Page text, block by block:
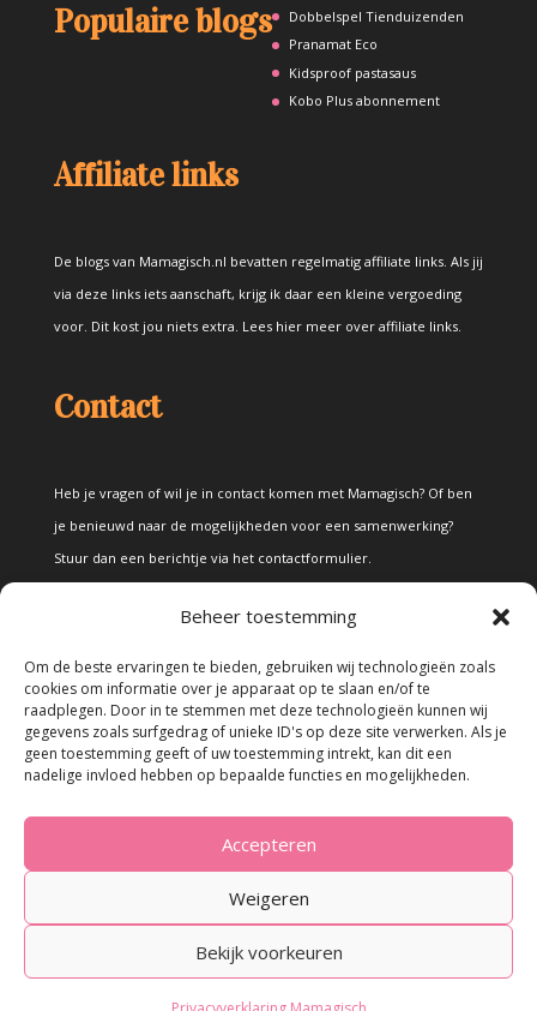
Beheer toestemming
Om de beste ervaringen te bieden, gebruiken wij technologieën zoals
cookies om informatie over je apparaat op te slaan en/of te
raadplegen. Door in te stemmen met deze technologieën kunnen wij
gegevens zoals surfgedrag of unieke ID's op deze site verwerken. Als je
geen toestemming geeft of uw toestemming intrekt, kan dit een
nadelige invloed hebben op bepaalde functies en mogelijkheden.
Accepteren
Weigeren
Bekijk voorkeuren
Populaire blogs
Dobbelspel Tienduizenden
Pranamat Eco
Kidsproof pastasaus
Kobo Plus abonnement
Affiliate links
De blogs van Mamagisch.nl bevatten regelmatig affiliate links. Als jij
via deze links iets aanschaft, krijg ik daar een kleine vergoeding
voor. Dit kost jou niets extra. Lees hier meer over affiliate links.
Contact
Heb je vragen of wil je in contact komen met Mamagisch? Of ben
je benieuwd naar de mogelijkheden voor een samenwerking?
Stuur dan een berichtje via het contactformulier.
Alle teksten en foto's op deze site zijn eigendom van Mamagisch.
Teksten en foto's van Mamagisch mogen onder geen beding
zonder toestemming worden overgenomen. Wanneer er gebruik
wordt gemaakt van teksten en foto's van derden, zal dit
uitdrukkelijk worden vermeld.
© 2023 - Mamagisch.nl